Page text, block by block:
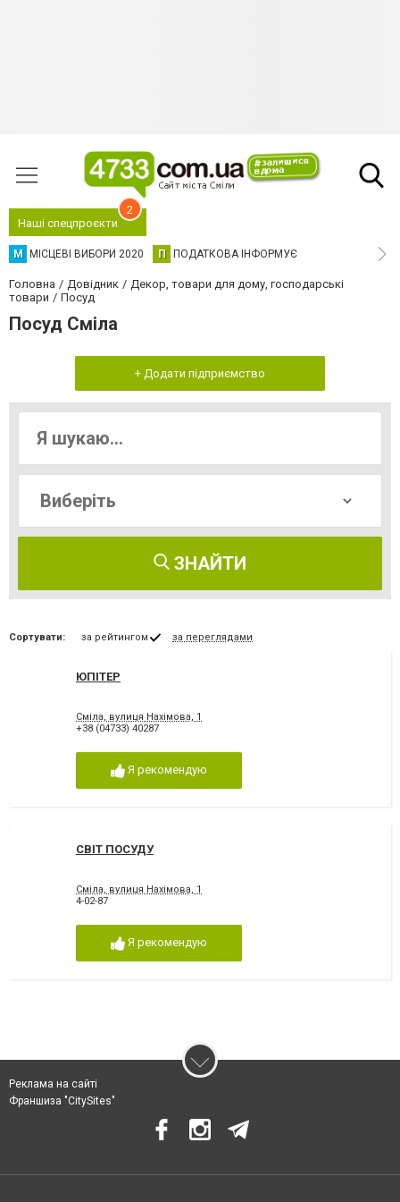
Наші спецпроєкти
2
М МІСЦЕВІ ВИБОРИ 2020 П ПОДАТКОВА ІНФОРМУЄ
Головна Довідник
Декор, товари для дому, господарські
товари
Посуд
Посуд Сміла
+ Додати підприємство
ЗНАЙТИ
Сортувати: за рейтингом за переглядами
ЮПІТЕР
Сміла, вулиця Нахімова, 1
+38 (04733) 40287
Я рекомендую
СВІТ ПОСУДУ
Сміла, вулиця Нахімова, 1
4-02-87
Я рекомендую
Реклама на сайті
Франшиза "CitySites"